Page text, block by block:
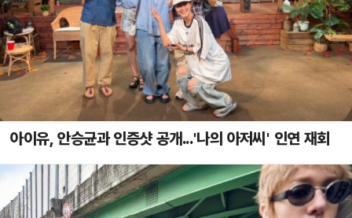
아이유, 안승균과 인증샷 공개...'나의 아저씨' 인연 재회